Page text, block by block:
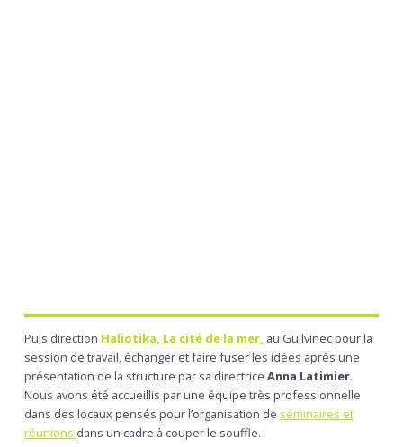
Puis direction Haliotika, La cité de la mer, au Guilvinec pour la
session de travail, échanger et faire fuser les idées après une
présentation de la structure par sa directrice Anna Latimier.
Nous avons été accueillis par une équipe très professionnelle
dans des locaux pensés pour l’organisation de séminaires et
réunions dans un cadre à couper le souffle.